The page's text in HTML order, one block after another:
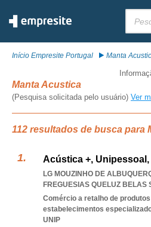
Início Empresite Portugal Manta
Manta Acustica
(Pesquisa solicitada pelo usuário) Ver
112 resultados de busca para
Acústica +,
LG MOUZINHO DE
FREGUESIAS QUELUZ BELAS
Comércio a retalho de
estabelecimentos
UNIP